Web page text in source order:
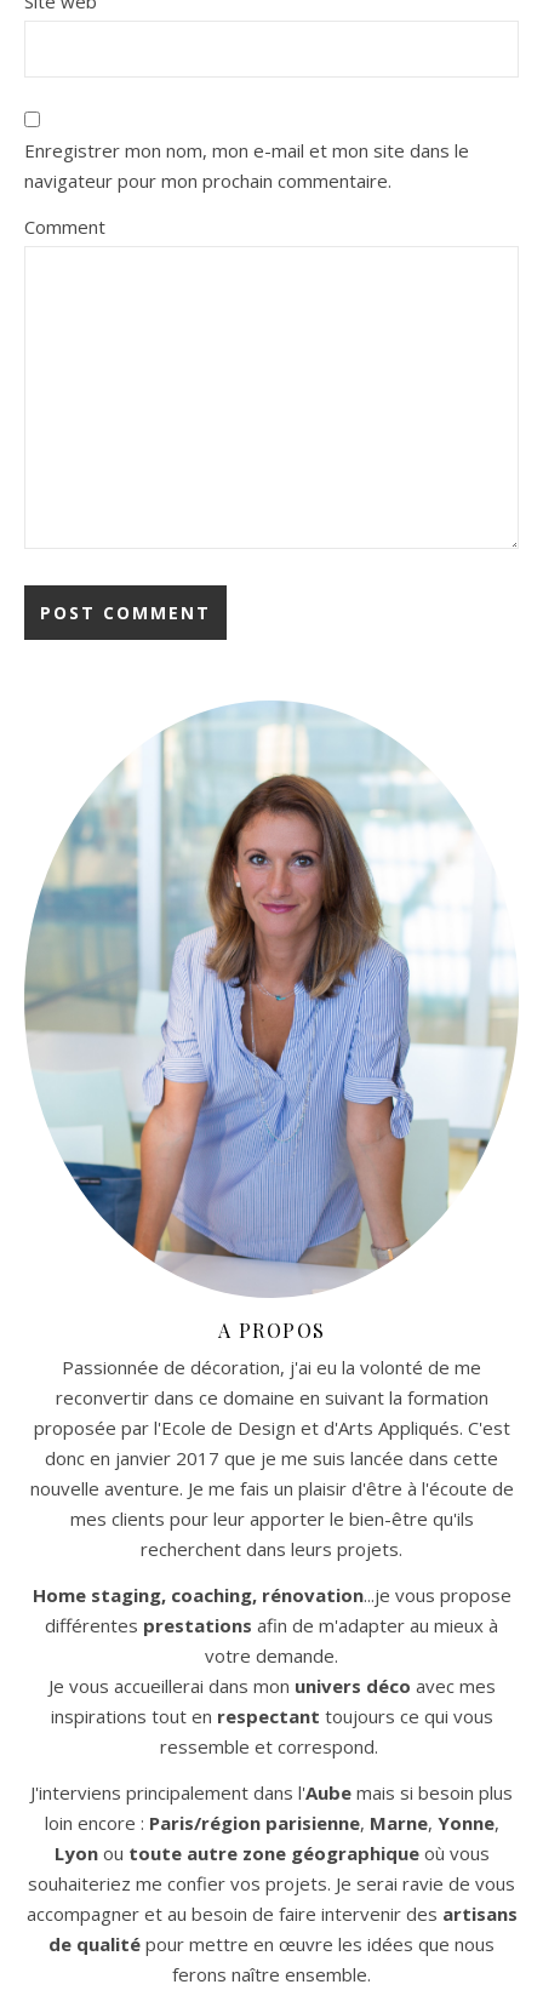
Enregistrer mon nom, mon e-mail et mon site dans le
navigateur pour mon prochain commentaire.
Comment
A PROPOS
Passionnée de décoration, j'ai eu la volonté de me
reconvertir dans ce domaine en suivant la formation
proposée par l'Ecole de Design et d'Arts Appliqués. C'est
donc en janvier 2017 que je me suis lancée dans cette
nouvelle aventure. Je me fais un plaisir d'être à l'écoute de
mes clients pour leur apporter le bien-être qu'ils
recherchent dans leurs projets.
Home staging, coaching, rénovation...je vous propose
différentes prestations afin de m'adapter au mieux à
votre demande.
Je vous accueillerai dans mon univers déco avec mes
inspirations tout en respectant toujours ce qui vous
ressemble et correspond.
J'interviens principalement dans l'Aube mais si besoin plus
loin encore : Paris/région parisienne, Marne, Yonne,
Lyonou toute autre zone géographiqueoù vous
souhaiteriez me confier vos projets. Je serai ravie de vous
accompagner et au besoin de faire intervenir des artisans
de qualité pour mettre en œuvre les idées que nous
ferons naître ensemble.